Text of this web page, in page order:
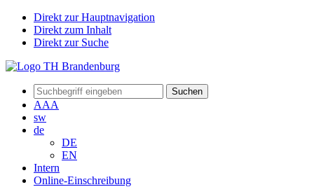
Direkt zur Hauptnavigation
Direkt zum Inhalt
Direkt zur Suche
Suchen
AAA
sw
de
DE
EN
Intern
Online-Einschreibung